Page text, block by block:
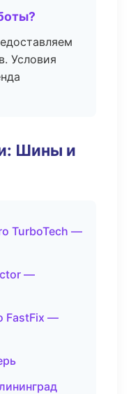
Условия
Шины и
TurboTech —
—
FastFix —